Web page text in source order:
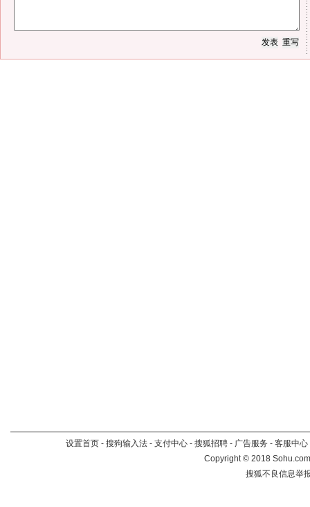
设置首页 - 搜狗输入法 - 支付中心 - 搜狐招聘 - 广告服务 - 客服中心
Copyright©2018
搜狐不良信息举